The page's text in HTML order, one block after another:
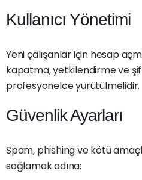
Kullanıcı Yönetimi
Yeni çalışanlar için hesap
kapatma, yetkilendirme ve
profesyonelce yürütülmelidir.
Güvenlik Ayarları
Spam, phishing ve kötü
sağlamak adına: